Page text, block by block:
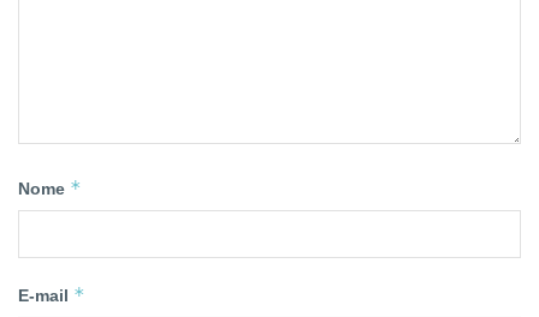
Nome *
E-mail *